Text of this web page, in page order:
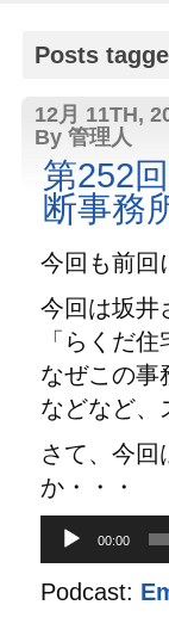
Posts
12月 11TH,
By 管理人
第252
断事務
今回も前回
今回は坂井
「らくだ
なぜこの事
などなど、
さて、今回
か・・・
レ
00:00
Podcast: